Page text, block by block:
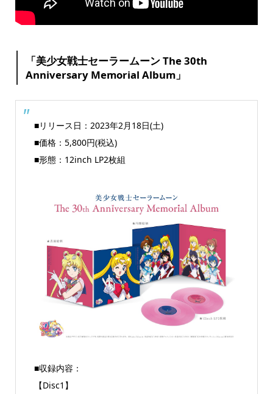
「美少女戦士セーラームーン The 30th
Anniversary Memorial Album」
■リリース日：2023年2月18日(土)
■価格：5,800円(税込)
■形態：12inch LP2枚組
■収録内容：
【Disc1】